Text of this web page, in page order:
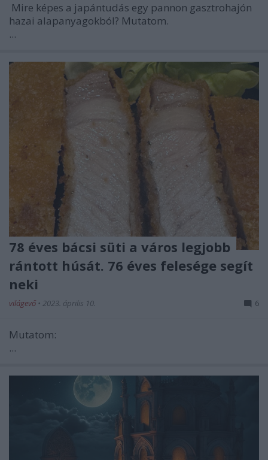
Mire képes a japántudás egy pannon gasztrohajón
hazai alapanyagokból? Mutatom.
...
78 éves bácsi süti a város legjobb
rántott húsát. 76 éves felesége segít
neki
világevő • 2023. április 10. 6
Mutatom:
...